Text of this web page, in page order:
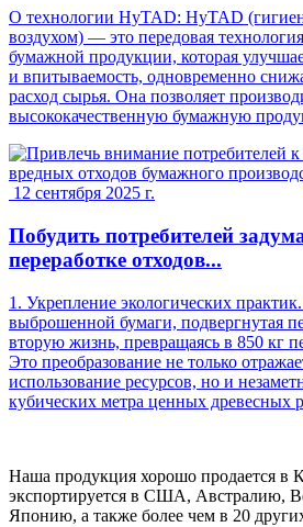
О технологии HyTAD: HyTAD
воздухом) — это передовая
бумажной продукции, которая
и впитываемость, одновременно
расход сырья. Она позволяет
высококачественную бумажную
12 сентября 2025 г.
Побудить потребителей
переработке отходов...
1. Укрепление экологических
выброшенной бумаги, подвергнутая
вторую жизнь, превращаясь в 850 кг
Это преобразование не только
использование ресурсов, но и
кубических метра ценных древесных
Наша продукция хорошо продается в
экспортируется в США, Австралию,
Японию, а также более чем в 20